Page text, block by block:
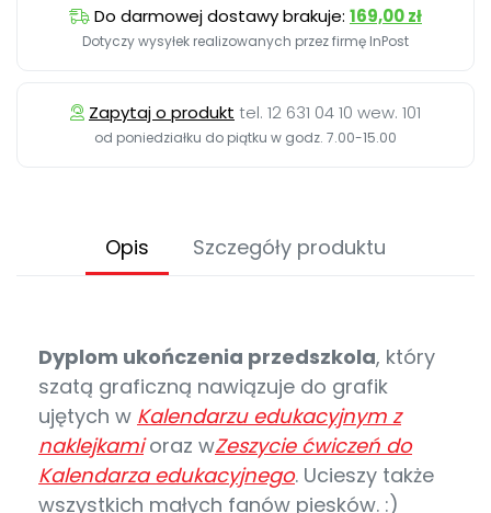
Do darmowej dostawy brakuje: 169,00 zł
Dotyczy wysyłek realizowanych przez firmę InPost
Zapytaj o produkt tel. 12 631 04 10 wew. 101
od poniedziałku do piątku w godz. 7.00-15.00
Opis Szczegóły produktu
Dyplom ukończenia przedszkola, który
szatą graficzną nawiązuje do grafik
ujętych w Kalendarzu edukacyjnym z
naklejkamioraz wZeszycie ćwiczeń do
Kalendarza edukacyjnego. Ucieszy także
wszystkich małych fanów piesków. :)